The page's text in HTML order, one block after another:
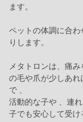
ます。
ペットの体調に合
りします。
メタトロンは、痛
の毛や爪が少しあ
で 、
活動的な子や 、連
子でも安心して受け